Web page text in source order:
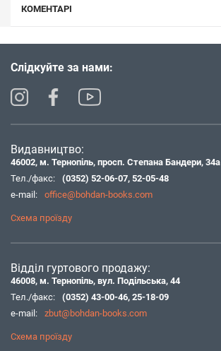
КОМЕНТАРІ
Слідкуйте за нами:
Видавництво:
46002, м. Тернопіль, просп. Степана Бандери, 34а
Тел./факс:
(0352) 52-06-07, 52-05-48
e-mail:
office@bohdan-books.com
Схема проїзду
Відділ гуртового продажу:
46008, м. Тернопіль, вул. Подільська, 44
Тел./факс:
(0352) 43-00-46, 25-18-09
e-mail:
zbut@bohdan-books.com
Схема проїзду